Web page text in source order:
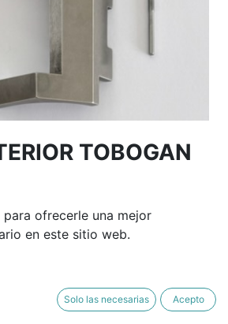
TOBOGAN
de 30 días
ofrecerle una mejor
en este sitio web.
Solo las necesarias Acepto